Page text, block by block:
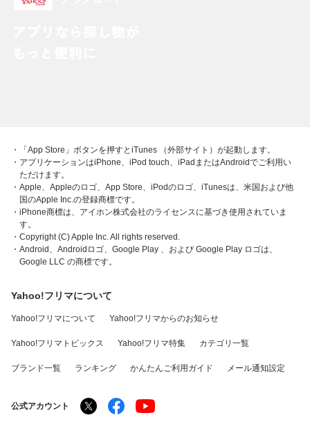
・「App Store」ボタンを押すとiTunes （外部サイト）が起動します。
・アプリケーションはiPhone、iPod touch、iPadまたはAndroidでご利用い
ただけます。
・Apple、Appleのロゴ、App Store、iPodのロゴ、iTunesは、米国および他
国のApple Inc.の登録商標です。
・iPhone商標は、アイホン株式会社のライセンスに基づき使用されていま
す。
・Copyright (C) Apple Inc. All rights reserved.
・Android、Androidロゴ、Google Play 、および Google Play ロゴは、
Google LLC の商標です。
Yahoo!フリマについて
Yahoo!フリマについて Yahoo!フリマからのお知らせ
Yahoo!フリマトピックス Yahoo!フリマ特集 カテゴリ一覧
ブランド一覧 ランキング かんたんご利用ガイド メール通知設定
公式アカウント